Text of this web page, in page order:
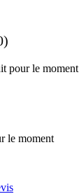
pour le moment
le moment